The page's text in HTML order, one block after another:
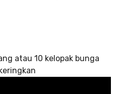
atau 10 kelopak bunga